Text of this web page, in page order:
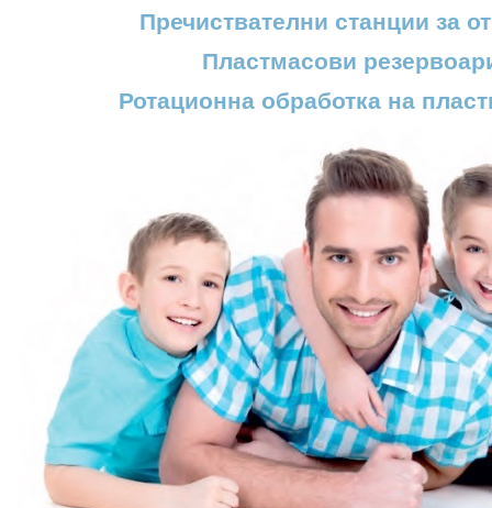
Пречиствателни станции за
Пластмасови
Ротационна обработка на